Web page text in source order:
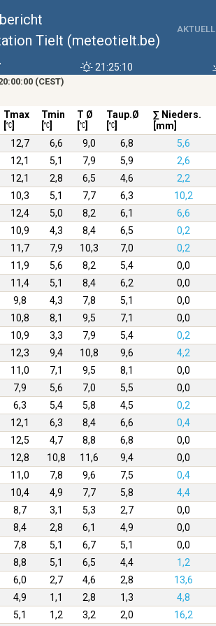
Tielt (meteotielt.be)
AKTUELL
21:25:10
(CEST)
Tmax
Tmin
T Ø
Taup.Ø
∑ Nieders.
[mm]
12,7 6,6 9,0 6,8 5,6
12,1 5,1 7,9 5,9 2,6
12,1 2,8 6,5 4,6 2,2
10,3 5,1 7,7 6,3 10,2
12,4 5,0 8,2 6,1 6,6
10,9 4,3 8,4 6,5 0,2
11,7 7,9 10,3 7,0 0,2
11,9 5,6 8,2 5,4 0,0
11,4 5,1 8,4 6,2 0,0
9,8 4,3 7,8 5,1 0,0
10,8 8,1 9,5 7,1 0,0
10,9 3,3 7,9 5,4 0,2
12,3 9,4 10,8 9,6 4,2
11,0 7,1 9,5 8,1 0,0
7,9 5,6 7,0 5,5 0,0
6,3 5,4 5,8 4,5 0,2
12,1 6,3 8,4 6,6 0,4
12,5 4,7 8,8 6,8 0,0
12,8 10,8 11,6 9,4 0,0
11,0 7,8 9,6 7,5 0,4
10,4 4,9 7,7 5,8 4,4
8,7 3,1 5,3 2,7 0,0
8,4 2,8 6,1 4,9 0,0
7,8 5,1 6,7 5,1 0,0
8,8 5,1 6,5 4,4 1,2
6,0 2,7 4,6 2,8 13,6
4,9 1,1 2,8 1,3 4,8
5,1 1,2 3,2 2,0 16,2